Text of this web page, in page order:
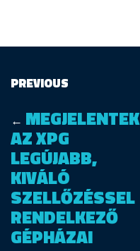
PREVIOUS
← MEGJELENTEK
AZ XPG
LEGÚJABB,
KIVÁLÓ
SZELLŐZÉSSEL
RENDELKEZŐ
GÉPHÁZAI